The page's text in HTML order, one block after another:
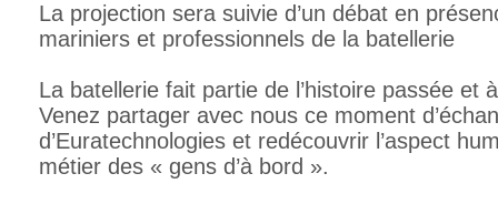
La projection sera suivie d’un débat en
mariniers et professionnels de la batellerie
La batellerie fait partie de l’histoire passée et
Venez partager avec nous ce moment
d’Euratechnologies et redécouvrir l’aspect
métier des « gens d’à bord ».